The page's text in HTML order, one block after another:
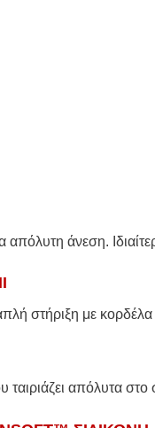
άνεση.
στήριξη με
ταιριάζει απόλυτα